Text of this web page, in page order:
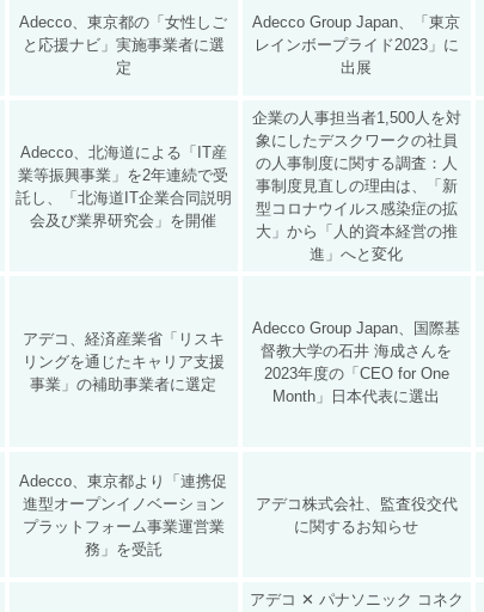
Adecco、東京都の「女性しご
と応援ナビ」実施事業者に選
定
Adecco Group Japan、「東京
レインボープライド2023」に
出展
Adecco、北海道による「IT産
業等振興事業」を2年連続で受
託し、「北海道IT企業合同説明
会及び業界研究会」を開催
企業の人事担当者1,500人を対
象にしたデスクワークの社員
の人事制度に関する調査：人
事制度見直しの理由は、「新
型コロナウイルス感染症の拡
大」から「人的資本経営の推
進」へと変化
アデコ、経済産業省「リスキ
リングを通じたキャリア支援
事業」の補助事業者に選定
Adecco Group Japan、国際基
督教大学の石井 海成さんを
2023年度の「CEO for One
Month」日本代表に選出
Adecco、東京都より「連携促
進型オープンイノベーション
プラットフォーム事業運営業
務」を受託
アデコ株式会社、監査役交代
に関するお知らせ
アデコ ✕ パナソニック コネク